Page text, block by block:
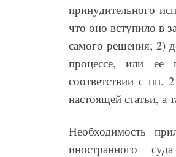
принудительного
что оно вступило в
самого решения; 2)
процессе, или ее
соответствии с пп.
настоящей статьи, а
Необходимость
иностранного